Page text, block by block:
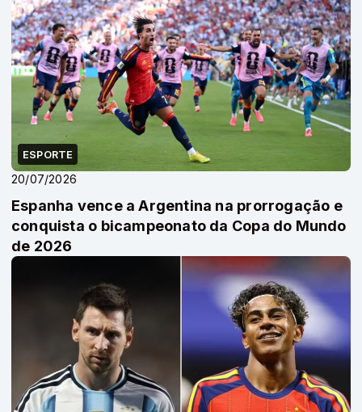
ESPORTE
20/07/2026
Espanha vence a Argentina na prorrogação e
conquista o bicampeonato da Copa do Mundo
de 2026